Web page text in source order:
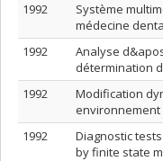
1992
Système
médecine
1992
Analyse
détermination
1992
Modification
1992
Diagnostic
by finite state